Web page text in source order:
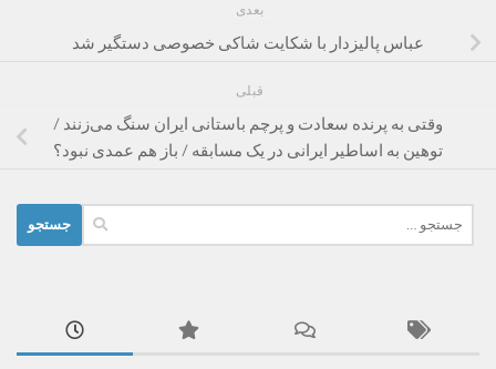
بعدی
عباس پالیزدار با شکایت شاکی خصوصی دستگیر شد
قبلی
وقتی به پرنده سعادت و پرچم باستانی ایران سنگ می‌زنند /
توهین به اساطیر ایرانی در یک مسابقه / باز هم عمدی نبود؟
برای: